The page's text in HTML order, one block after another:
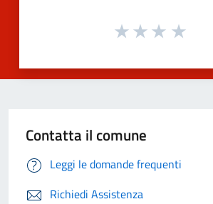
Contatta il comune
Leggi le domande frequenti
Richiedi Assistenza